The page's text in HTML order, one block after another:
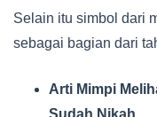
Selain itu simbol dari
sebagai bagian dari
Arti Mimpi
Sudah Nikah